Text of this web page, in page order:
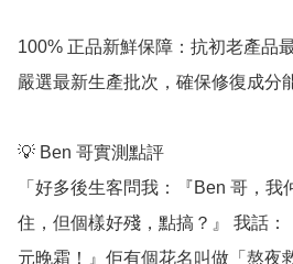
100% 正品新鮮保障：抗初老產品
嚴選最新生產批次，確保修復成分
💡 Ben 哥實測點評
「好多後生客問我：『Ben 哥，我
住，但個樣好殘，點搞？』 我話：
元晚霜！』佢有個花名叫做「熬夜